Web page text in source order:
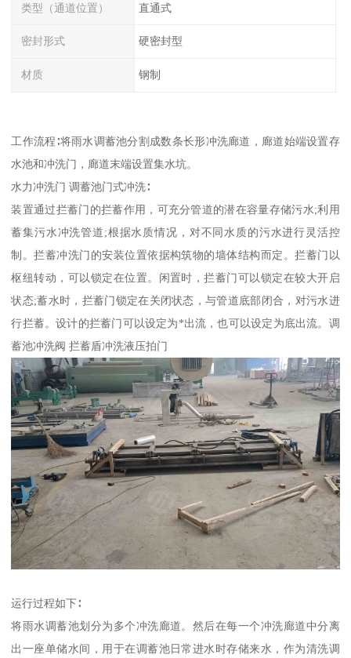
类型（通道位置） 直通式
密封形式 硬密封型
材质 钢制
工作流程∶将雨水调蓄池分割成数条长形冲洗廊道，廊道始端设置存
水池和冲洗门，廊道末端设置集水坑。
水力冲洗门 调蓄池门式冲洗∶
装置通过拦蓄门的拦蓄作用，可充分管道的潜在容量存储污水;利用
蓄集污水冲洗管道;根据水质情况，对不同水质的污水进行灵活控
制。拦蓄冲洗门的安装位置依据构筑物的墙体结构而定。拦蓄门以
枢纽转动，可以锁定在位置。闲置时，拦蓄门可以锁定在较大开启
状态;蓄水时，拦蓄门锁定在关闭状态，与管道底部闭合，对污水进
行拦蓄。设计的拦蓄门可以设定为*出流，也可以设定为底出流。调
蓄池冲洗阀 拦蓄盾冲洗液压拍门
运行过程如下∶
将雨水调蓄池划分为多个冲洗廊道。然后在每一个冲洗廊道中分离
出一座单储水间，用于在调蓄池日常进水时存储来水，作为清洗调